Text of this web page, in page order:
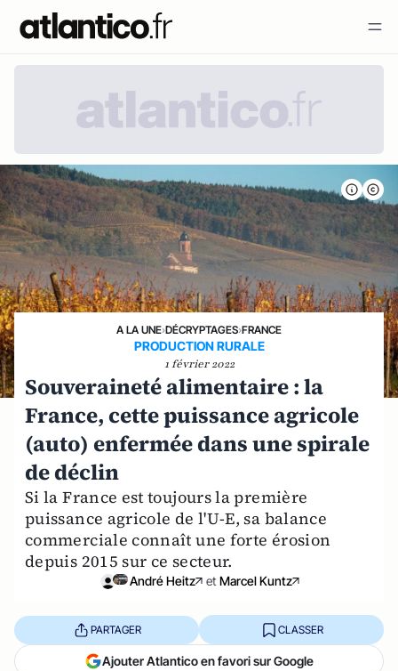
A LA UNE›DÉCRYPTAGES›FRANCE
PRODUCTION RURALE
1 février 2022
Souveraineté alimentaire : la
France, cette puissance agricole
(auto) enfermée dans une spirale
de déclin
Si la France est toujours la première
puissance agricole de l'U-E, sa balance
commerciale connaît une forte érosion
depuis 2015 sur ce secteur.
André Heitz et Marcel Kuntz
PARTAGER CLASSER
Ajouter Atlantico en favori sur Google